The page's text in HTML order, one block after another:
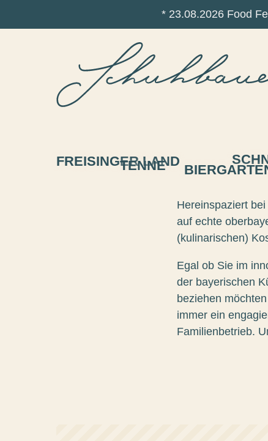
* 23.08.2026 Food
FREISINGER LAND
TENNE
Hereinspaziert
auf echte
(kulinarischen)
Egal ob Sie im
der bayerischen
beziehen
immer ein
Familienbetrieb.